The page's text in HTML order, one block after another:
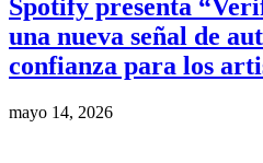
Spotify presenta
una nueva señal de
confianza para los
mayo 14, 2026